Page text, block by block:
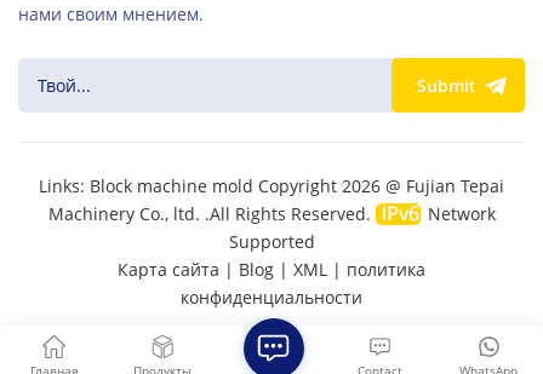
нами своим мнением.
Submit
Links: Block machine mold Copyright 2026 @ Fujian Tepai
Machinery Co., ltd. .All Rights Reserved.
Network
Supported
Карта сайта | Blog | XML | политика
конфиденциальности